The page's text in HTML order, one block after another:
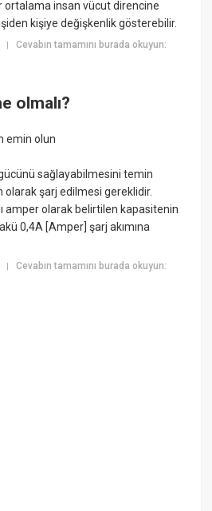
ortalama insan vücut direncine
kişiye değişkenlik gösterebilir.
|Cevabın tamamını burada okuyun:
olmalı?
emin olun
sağlayabilmesini temin
şarj edilmesi gereklidir.
amper olarak belirtilen kapasitenin
0,4A [Amper] şarj akımına
|Cevabın tamamını burada okuyun: